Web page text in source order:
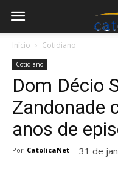
Início Cotidiano
Cotidiano
Dom Décio
Zandonade
anos de
Por CatolicaNet - 31 de